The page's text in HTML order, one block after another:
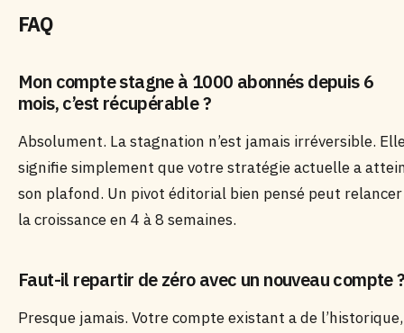
FAQ
Mon compte stagne à 1000 abonnés depuis 6
mois, c’est récupérable ?
Absolument. La stagnation n’est jamais irréversible.
signifie simplement que votre stratégie actuelle a
son plafond. Un pivot éditorial bien pensé peut relancer
la croissance en 4 à 8 semaines.
Faut-il repartir de zéro avec un nouveau compte
Presque jamais. Votre compte existant a de l’historique,